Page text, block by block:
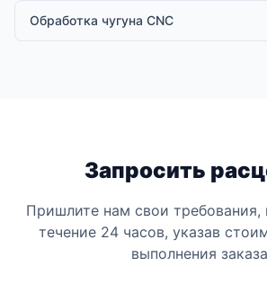
Обработка чугуна CNC
Запросить
Пришлите нам свои
течение 24 часов, указав
выполнения